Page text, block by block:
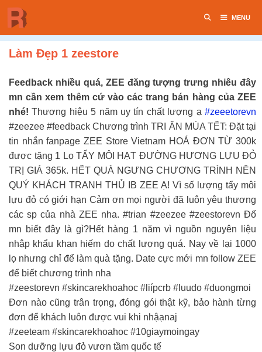
Chuyển
đến
nội
dung
MENU
Làm Đẹp 1 zeestore
Feedback nhiều quá, ZEE đăng tượng trưng nhiêu đây
mn cần xem thêm cứ vào các trang bán hàng của ZEE
nhé!Thương hiệu 5 năm uy tín chất lượng ạ #zeeetorevn
#zeezee #feedback Chương trình TRI ÂN MÙA TẾT: Đặt tại
tin nhắn fanpage ZEE Store Vietnam HOÁ ĐƠN TỪ 300k
được tặng 1 Lọ TẨY MÔI HẠT ĐƯỜNG HƯƠNG LỰU ĐỎ
TRỊ GIÁ 365k. HẾT QUÀ NGƯNG CHƯƠNG TRÌNH NÊN
QUÝ KHÁCH TRANH THỦ IB ZEE Ạ! Vì số lượng tẩy môi
lựu đỏ có giới hạn Cảm ơn mọi người đã luôn yêu thương
các sp của nhà ZEE nha. #trian #zeezee #zeestorevn Đố
mn biết đây là gì?Hết hàng 1 năm vì nguồn nguyên liệu
nhập khẩu khan hiếm do chất lượng quá. Nay về lại 1000
lọ nhưng chỉ để làm quà tặng. Date cực mới mn follow ZEE
để biết chương trình nha
#zeestorevn #skincarekhoahoc #liípcrb #luudo #duongmoi
Đơn nào cũng trân trọng, đóng gói thật kỹ, bảo hành từng
đơn để khách luôn được vui khi nhậạnaj
#zeeteam #skincarekhoahoc #10giaymoingay
Son dưỡng lựu đỏ vươn tầm quốc tế